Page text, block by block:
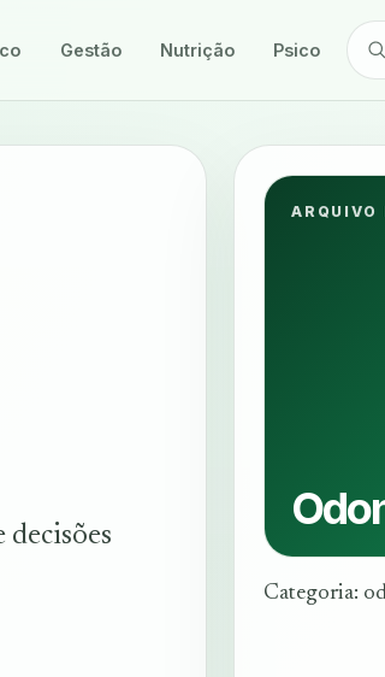
Gestão Nutrição Psicologia
decisões
ARQUIVO
Categoria: